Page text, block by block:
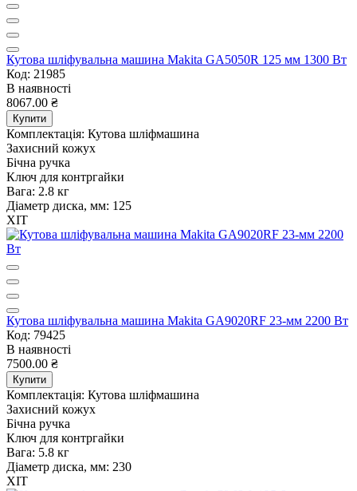
Кутова шліфувальна машина Makita GA5050R 125 мм 1300 Вт
Код: 21985
В наявності
8067.00 ₴
Купити
Комплектація: Кутова шліфмашина
Захисний кожух
Бічна ручка
Ключ для контргайки
Вага: 2.8 кг
Діаметр диска, мм: 125
ХІТ
Кутова шліфувальна машина Makita GA9020RF 23-мм 2200 Вт
Код: 79425
В наявності
7500.00 ₴
Купити
Комплектація: Кутова шліфмашина
Захисний кожух
Бічна ручка
Ключ для контргайки
Вага: 5.8 кг
Діаметр диска, мм: 230
ХІТ